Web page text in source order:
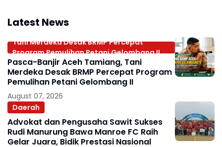
Latest News
Tani Merdeka Desak BRMP Percepat
Program Pemulihan Petani Gelombang II
Pasca-Banjir Aceh Tamiang, Tani
Merdeka Desak BRMP Percepat Program
Pemulihan Petani Gelombang II
August 07, 2026
Daerah
Advokat dan Pengusaha Sawit Sukses
Rudi Manurung Bawa Manroe FC Raih
Gelar Juara, Bidik Prestasi Nasional